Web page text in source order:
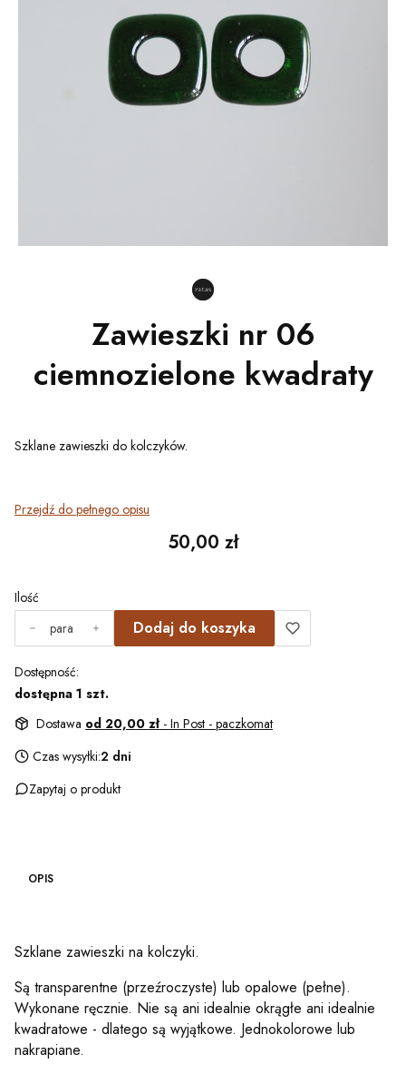
Zawieszki nr 06
ciemnozielone kwadraty
Szklane zawieszki do kolczyków.
Przejdź do pełnego opisu
Cena
50,00 zł
Ilość
para
Dodaj do koszyka
Dostępność:
dostępna 1 szt.
Dostawa od 20,00 zł - In Post - paczkomat
Czas wysyłki:2 dni
Zapytaj o produkt
OPIS
Szklane zawieszki na kolczyki.
Są transparentne (przeźroczyste) lub opalowe (pełne).
Wykonane ręcznie. Nie są ani idealnie okrągłe ani idealnie
kwadratowe - dlatego są wyjątkowe. Jednokolorowe lub
nakrapiane.